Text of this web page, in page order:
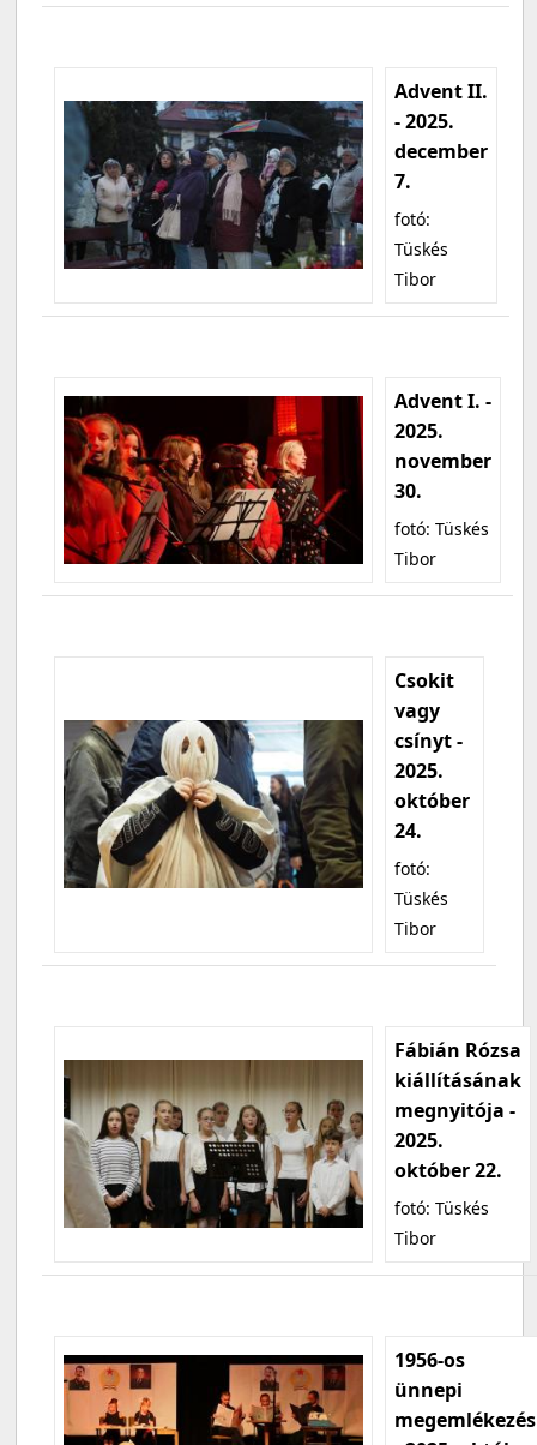
Advent II.
- 2025.
december
7.
fotó:
Tüskés
Tibor
Advent I. -
2025.
november
30.
fotó: Tüskés
Tibor
Csokit
vagy
csínyt -
2025.
október
24.
fotó:
Tüskés
Tibor
Fábián Rózsa
kiállításának
megnyitója -
2025.
október 22.
fotó: Tüskés
Tibor
1956-os
ünnepi
megemlékezés